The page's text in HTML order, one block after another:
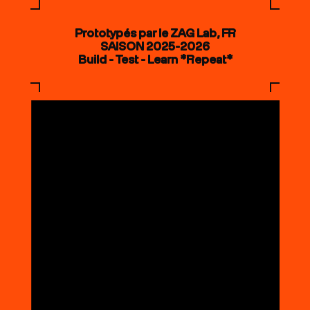
Prototypés par le ZAG Lab, FR
SAISON 2025-2026
Build - Test - Learn *Repeat*